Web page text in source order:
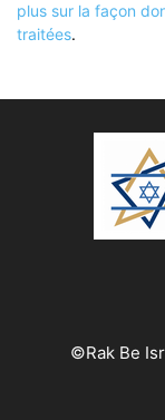
plus sur la façon
traitées.
©Rak Be